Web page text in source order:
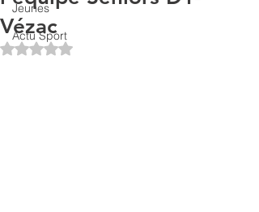
Jeunes
Actu Sport
Vézac
Noté NaN étoiles sur 5.